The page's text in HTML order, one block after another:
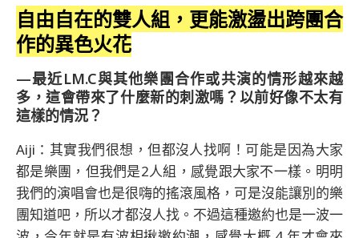
自由自在的雙人組，更能激盪出跨團合
作的異色火花
—最近LM.C與其他樂團合作或共演的情形越來越
多，這會帶來了什麼新的刺激嗎？以前好像不太有
這樣的情況？
Aiji：其實我們很想，但都沒人找啊！可能是因為大家
都是樂團，但我們是2人組，感覺跟大家不一樣。明明
我們的演唱會也是很嗨的搖滾風格，可是沒能讓別的樂
團知道吧，所以才都沒人找。不過這種邀約也是一波一